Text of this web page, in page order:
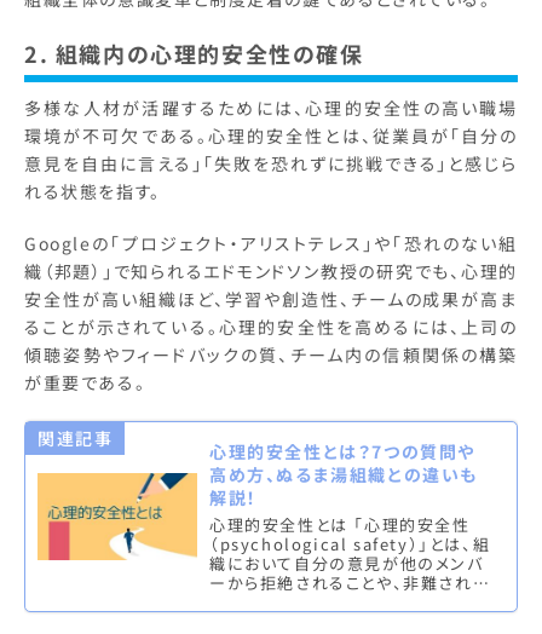
2. 組織内の心理的安全性の確保
多様な人材が活躍するためには、心理的安全性の高い職場
環境が不可欠である。心理的安全性とは、従業員が「自分の
意見を自由に言える」「失敗を恐れずに挑戦できる」と感じら
れる状態を指す。
Googleの「プロジェクト・アリストテレス」や「恐れのない組
織（邦題）」で知られるエドモンドソン教授の研究でも、心理的
安全性が高い組織ほど、学習や創造性、チームの成果が高ま
ることが示されている。心理的安全性を高めるには、上司の
傾聴姿勢やフィードバックの質、チーム内の信頼関係の構築
が重要である。
関連記事
心理的安全性とは？7つの質問や
高め方、ぬるま湯組織との違いも
解説！
心理的安全性とは 「心理的安全性
（psychological safety）」とは、組
織において自分の意見が他のメンバ
ーから拒絶されることや、非難される